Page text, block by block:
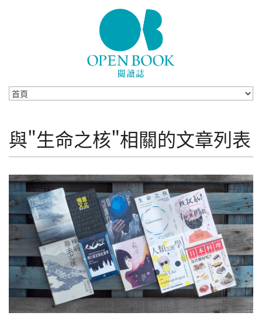
與"生命之核"相關的文章列表